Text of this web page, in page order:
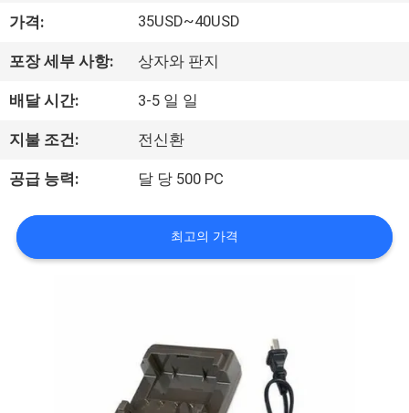
여
공
장
여
행
가격: 35USD~40USD
포장 세부 사항: 상자와 판지
배달 시간: 3-5 일 일
지불 조건: 전신환
공급 능력: 달 당 500 PC
최고의 가격